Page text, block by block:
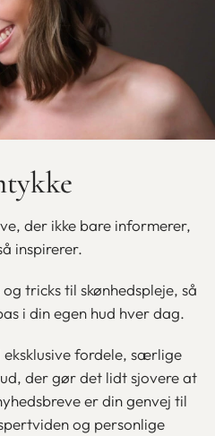
der ikke bare informerer,
inspirerer.
tricks til skønhedspleje, så
i din egen hud hver dag.
eksklusive fordele, særlige
der gør det lidt sjovere at
er din genvej til
og personlige